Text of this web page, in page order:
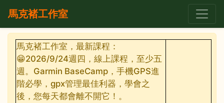
馬克褚工作室
馬克褚工作室，最新課程：
😁2026/9/24週四，線上課程，至少五
週。Garmin BaseCamp，手機GPS進
階必學，gpx管理最佳利器，學會之
後，您每天都會離不開它！。